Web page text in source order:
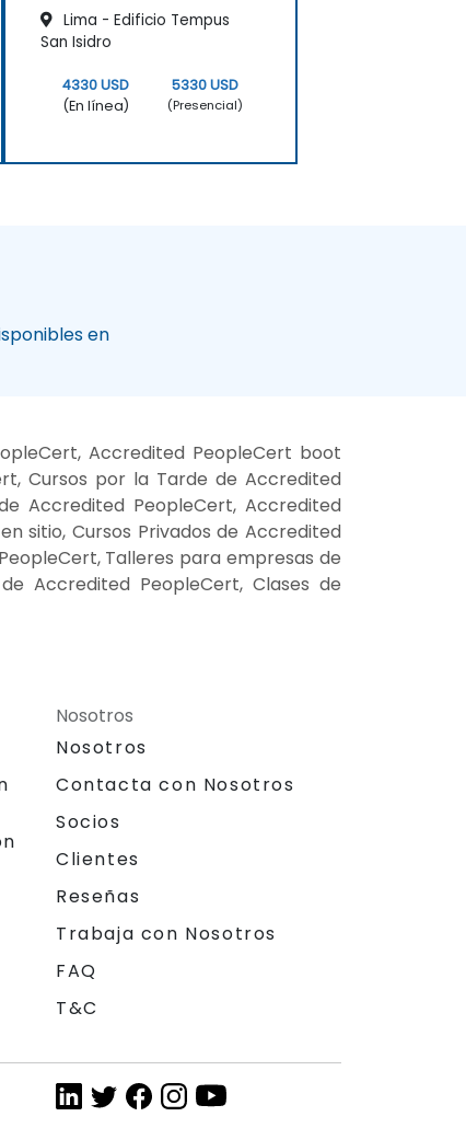
Lima - Edificio Tempus
San Isidro
4330 USD
(En línea)
5330 USD
(Presencial)
en
Accredited PeopleCert boot
Cursos por la Tarde de Accredited
Accredited PeopleCert, Accredited
sitio, Cursos Privados de Accredited
Talleres para empresas de
Accredited PeopleCert, Clases de
Nosotros
Nosotros
Contacta con Nosotros
Socios
Clientes
Reseñas
Trabaja con Nosotros
FAQ
T&C